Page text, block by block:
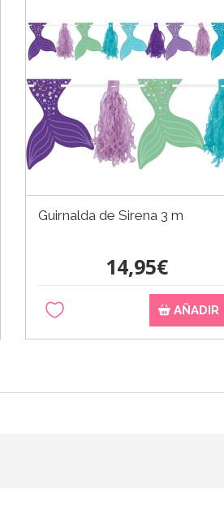
Guirnalda de Sirena 3 m
14,95€
AÑADIR